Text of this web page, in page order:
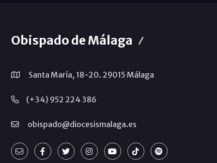
Obispado de Málaga
Santa María, 18-20. 29015 Málaga
(+34) 952 224 386
obispado@diocesismalaga.es